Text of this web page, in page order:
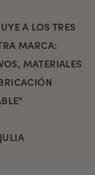
A LOS TRES
MARCA:
MATERIALES